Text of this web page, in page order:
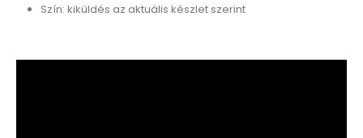
Szín: kiküldés az aktuális készlet szerint